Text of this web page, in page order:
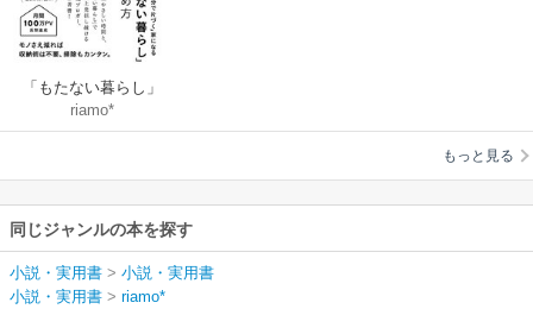
「もたない暮らし」
の始め方
riamo*
もっと見る
同じジャンルの本を探す
小説・実用書 > 小説・実用書
小説・実用書 > riamo*